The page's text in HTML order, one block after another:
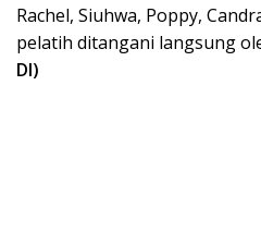
Rachel, Siuhwa, Poppy,
pelatih ditangani langsung
DI)